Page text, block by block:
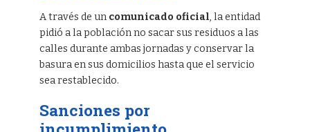
A través de un comunicado oficial, la entidad
pidió a la población no sacar sus residuos a las
calles durante ambas jornadas y conservar la
basura en sus domicilios hasta que el servicio
sea restablecido.
Sanciones por